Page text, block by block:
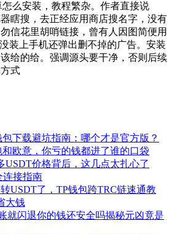
么安装，教程繁杂。作者直接说
瞎搜，去正经应用商店搜名字，没有
信花里胡哨链接，曾有人因图简便用
装上手机还弹出删不掉的广告。安装
给的给。强调源头要干净，否则后续
式
包下载避坑指南：哪个才是官方版？
和欧意，你亏的钱都进了谁的口袋
USDT价格背后，这几点太扎心了
连接指南
USDT了，TP钱包跨TRC链速通教
大钱
就闪退你的钱还安全吗揭秘元凶竟是